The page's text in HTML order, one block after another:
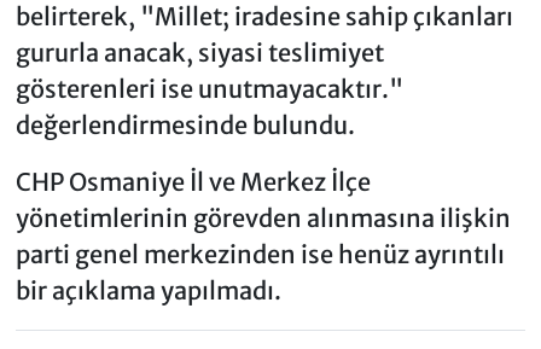
belirterek, "Millet; iradesine sahip çıkanları
gururla anacak, siyasi teslimiyet
gösterenleri ise unutmayacaktır."
değerlendirmesinde bulundu.
CHP Osmaniye İl ve Merkez İlçe
yönetimlerinin görevden alınmasına ilişkin
parti genel merkezinden ise henüz ayrıntılı
bir açıklama yapılmadı.